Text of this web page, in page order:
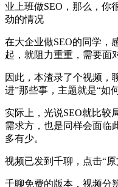
业上班做SEO，那么，你
劲的情况
在大企业做SEO的同学，
起，就阻力重重，需要面
因此，本渣录了个视频，
进”那些事，主题就是“如
实际上，光说SEO就比较
需求方，也是同样会面临
多有少。
视频已发到千聊，点击“原
千聊免费的版本，视频分